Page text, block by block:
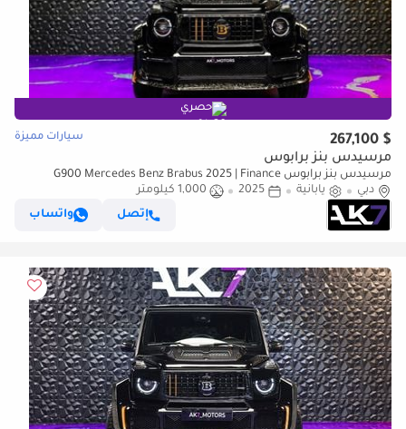
حصري
$ 267,100 سيارات مميزة
مرسيدس بنز برابوس
مرسيدس بنز برابوس G900 Mercedes Benz Brabus 2025 | Finance
Available
دبي يابانية 2025
1,000 كيلومتر
إتصل
واتساب